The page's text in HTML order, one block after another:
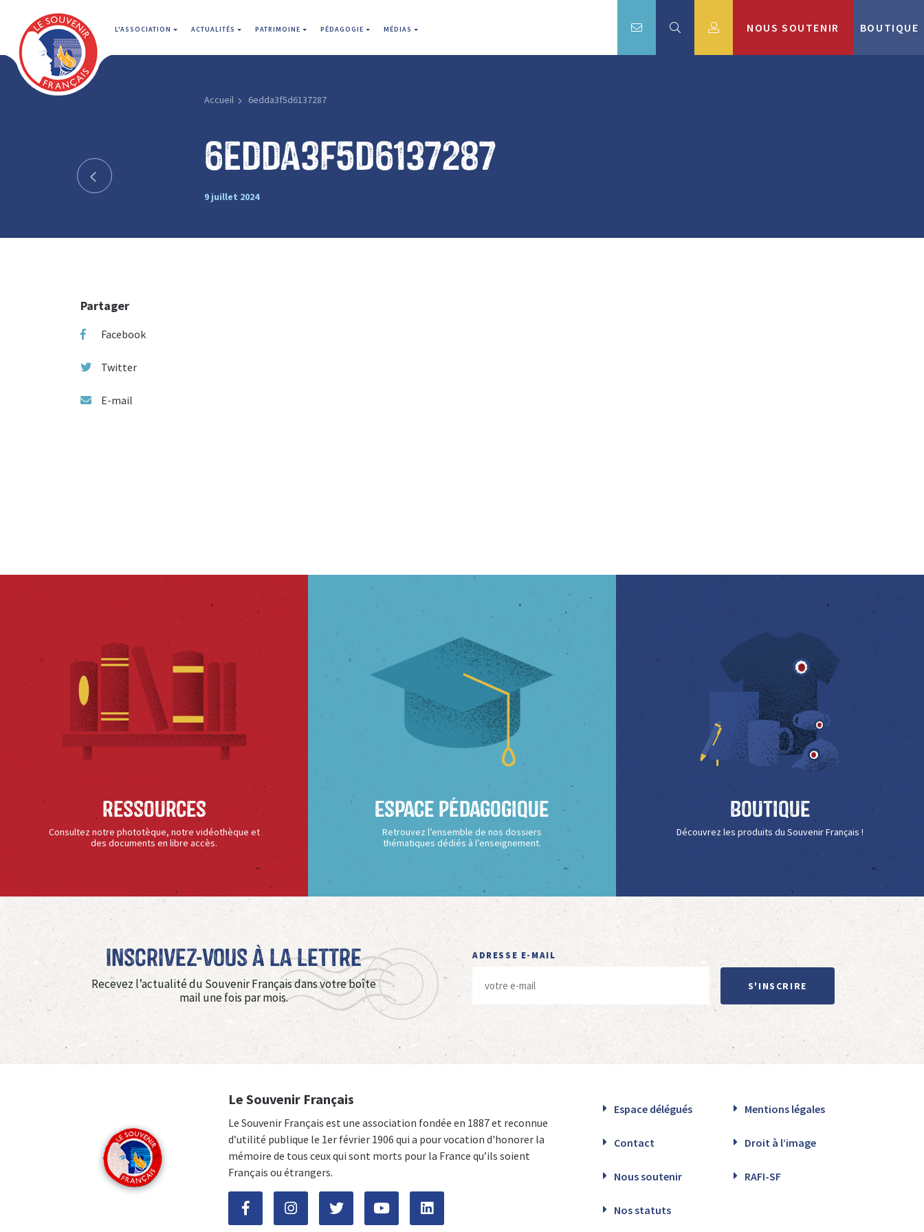
L'ASSOCIATION ACTUALITÉS PATRIMOINE PÉDAGOGIE MÉDIAS NOUS SOUTENIR BOUTIQUE
Accueil 6edda3f5d6137287
6edda3f5d6137287
9 juillet 2024
Partager
Facebook
Twitter
E-mail
Ressources
Consultez notre phototèque, notre vidéothèque et
des documents en libre accès.
Espace Pédagogique
Retrouvez l’ensemble de nos dossiers
thématiques dédiés à l’enseignement.
Boutique
Découvrez les produits du Souvenir Français !
Inscrivez-vous à La Lettre
Recevez l’actualité du Souvenir Français dans votre boîte
mail une fois par mois.
ADRESSE E-MAIL
S'INSCRIRE
Le Souvenir Français
Le Souvenir Français est une association fondée en 1887 et reconnue
d’utilité publique le 1er février 1906 qui a pour vocation d'honorer la
mémoire de tous ceux qui sont morts pour la France qu’ils soient
Français ou étrangers.
Espace délégués Mentions légales
Contact Droit à l’image
Nous soutenir RAFI-SF
Nos statuts